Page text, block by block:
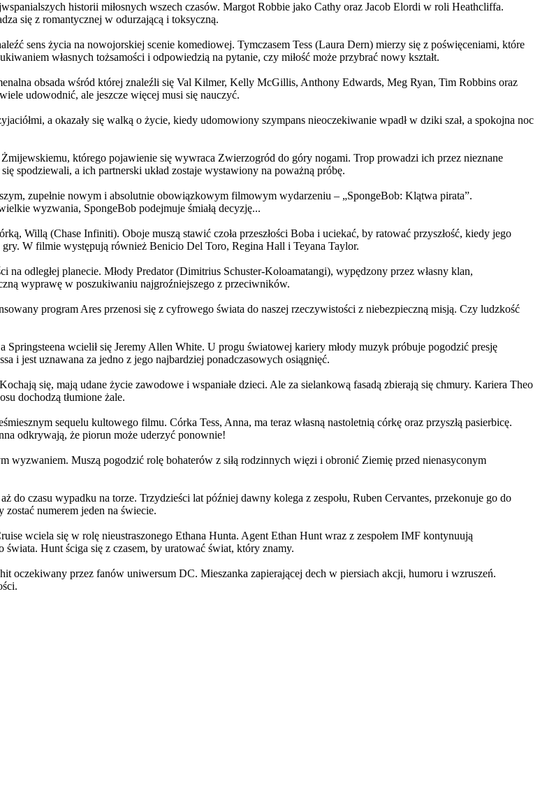
historii miłosnych wszech czasów. Margot Robbie jako Cathy oraz Jacob Elordi w roli Heathcliffa.
się z romantycznej w odurzającą i toksyczną.
sens życia na nowojorskiej scenie komediowej. Tymczasem Tess (Laura Dern) mierzy się z poświęceniami, które
własnych tożsamości i odpowiedzią na pytanie, czy miłość może przybrać nowy kształt.
obsada wśród której znaleźli się Val Kilmer, Kelly McGillis, Anthony Edwards, Meg Ryan, Tim Robbins oraz
udowodnić, ale jeszcze więcej musi się nauczyć.
a okazały się walką o życie, kiedy udomowiony szympans nieoczekiwanie wpadł w dziki szał, a spokojna noc
którego pojawienie się wywraca Zwierzogród do góry nogami. Trop prowadzi ich przez nieznane
spodziewali, a ich partnerski układ zostaje wystawiony na poważną próbę.
zupełnie nowym i absolutnie obowiązkowym filmowym wydarzeniu – „SpongeBob: Klątwa pirata”.
wyzwania, SpongeBob podejmuje śmiałą decyzję...
Willą (Chase Infiniti). Oboje muszą stawić czoła przeszłości Boba i uciekać, by ratować przyszłość, kiedy jego
W filmie występują również Benicio Del Toro, Regina Hall i Teyana Taylor.
odległej planecie. Młody Predator (Dimitrius Schuster-Koloamatangi), wypędzony przez własny klan,
wyprawę w poszukiwaniu najgroźniejszego z przeciwników.
program Ares przenosi się z cyfrowego świata do naszej rzeczywistości z niebezpieczną misją. Czy ludzkość
wcielił się Jeremy Allen White. U progu światowej kariery młody muzyk próbuje pogodzić presję
i jest uznawana za jedno z jego najbardziej ponadczasowych osiągnięć.
się, mają udane życie zawodowe i wspaniałe dzieci. Ale za sielankową fasadą zbierają się chmury. Kariera Theo
dochodzą tłumione żale.
sequelu kultowego filmu. Córka Tess, Anna, ma teraz własną nastoletnią córkę oraz przyszłą pasierbicę.
odkrywają, że piorun może uderzyć ponownie!
Muszą pogodzić rolę bohaterów z siłą rodzinnych więzi i obronić Ziemię przed nienasyconym
czasu wypadku na torze. Trzydzieści lat później dawny kolega z zespołu, Ruben Cervantes, przekonuje go do
zostać numerem jeden na świecie.
wciela się w rolę nieustraszonego Ethana Hunta. Agent Ethan Hunt wraz z zespołem IMF kontynuują
Hunt ściga się z czasem, by uratować świat, który znamy.
przez fanów uniwersum DC. Mieszanka zapierającej dech w piersiach akcji, humoru i wzruszeń.